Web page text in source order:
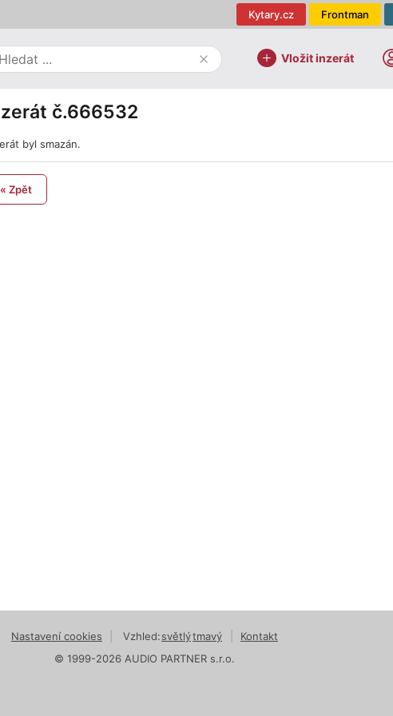
Frontman
Kytary.cz
Vložit inzerát
č.666532
byl smazán.
« Zpět
Nastavení cookies Vzhled:světlýtmavý
Kontakt
© 1999-2026 AUDIO PARTNER s.r.o.